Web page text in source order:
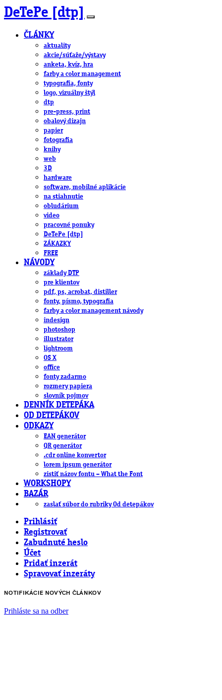
DeTePe [dtp]
ČLÁNKY
aktuality
akcie/súťaže/výstavy
anketa, kvíz, hra
farby a color management
typografia, fonty
logo, vizuálny štýl
dtp
pre-press, print
obalový dizajn
papier
fotografia
knihy
web
3D
hardware
software, mobilné aplikácie
na stiahnutie
obludárium
video
pracovné ponuky
DeTePe [dtp]
ZÁKAZKY
FREE
NÁVODY
základy DTP
pre klientov
pdf, ps, acrobat, distiller
fonty, písmo, typografia
farby a color management návody
indesign
photoshop
illustrator
lightroom
OS X
office
fonty zadarmo
rozmery papiera
slovník pojmov
DENNÍK DETEPÁKA
OD DETEPÁKOV
ODKAZY
EAN generátor
QR generátor
.cdr online konvertor
lorem ipsum generátor
zistiť názov fontu – What the Font
WORKSHOPY
BAZÁR
zaslať súbor do rubriky Od detepákov
Prihlásiť
Registrovať
Zabudnuté heslo
Účet
Pridať inzerát
Spravovať inzeráty
NOTIFIKÁCIE NOVÝCH ČLÁNKOV
Prihláste sa na odber